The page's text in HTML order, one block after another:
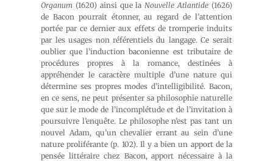
Organum (1620) ainsi que laNouvelle Atlantide (1626)
de Bacon pourrait étonner, au regard de l’attention
portée par ce dernier aux effets de tromperie induits
par les usages non référentiels du langage. Ce serait
oublier que l’induction baconienne est tributaire de
procédures propres à la romance, destinées à
appréhender le caractère multiple d’une nature qui
détermine ses propres modes d’intelligibilité. Bacon,
en ce sens, ne peut présenter sa philosophie naturelle
que sur le mode de l’incomplétude et de l’invitation à
poursuivre l’enquête. Le philosophe n’est pas tant un
nouvel Adam, qu’un chevalier errant au sein d’une
nature proliférante (p. 102). Il y a bien un apport de la
pensée littéraire chez Bacon, apport nécessaire à la